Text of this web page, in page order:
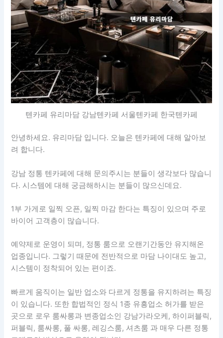
텐카페 유리마담 강남텐카페 서울텐카페 한국텐카페
안녕하세요. 유리마담 입니다. 오늘은 텐카페에 대해 알아보
려 합니다.
강남 정통 텐카페에 대해 문의주시는 분들이 생각보다 많습니
다. 시스템에 대해 궁금해하시는 분들이 많으신데요.
1부 가게로 일찍 오픈, 일찍 마감 한다는 특징이 있으며 주로
바이어 고객층이 많습니다.
예약제로 운영이 되며, 정통 룸으로 오랜기간동안 유지해온
업종입니다. 그렇기 때문에 전반적으로 마담 나이대도 높고,
시스템이 정착되어 있는 편이죠.
빠르게 움직이는 일반 업소와 다르게 정통을 유지하려는 특징
이 있습니다. 또한 합법적인 정식 1종 유흥업소 허가를 받은
곳으로 로우 룸싸롱과 변종업소인 강남가라오케, 하이퍼블릭,
퍼블릭, 룸싸롱, 풀 싸롱, 레깅스룸, 셔츠룸 과 매우 다른 정통